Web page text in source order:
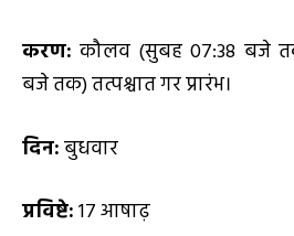
करण: कौलव (सुबह 07:38 बजे
बजे तक) तत्पश्चात गर प्रारंभ।
दिन:बुधवार
प्रविष्टे:17 आषाढ़